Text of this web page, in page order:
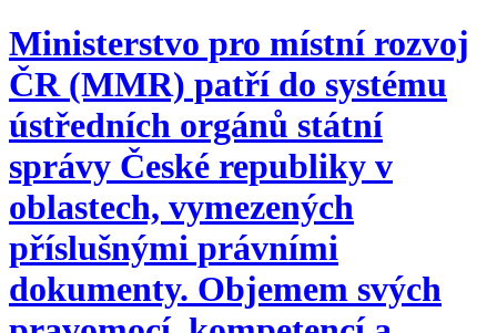
Ministerstvo pro místní rozvoj
ČR (MMR) patří do systému
ústředních orgánů státní
správy České republiky v
oblastech, vymezených
příslušnými právními
dokumenty. Objemem svých